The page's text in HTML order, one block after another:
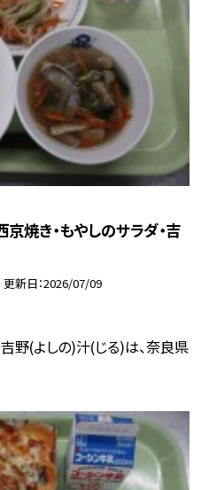
焼き・もやしのサラダ・吉
更新日 2026/07/09
野(よしの)汁(じる)は、奈良県